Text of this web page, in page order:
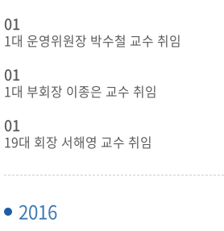
01
1대 운영위원장 박수철 교수 취임
01
1대 부회장 이종은 교수 취임
01
19대 회장 서해영 교수 취임
2016